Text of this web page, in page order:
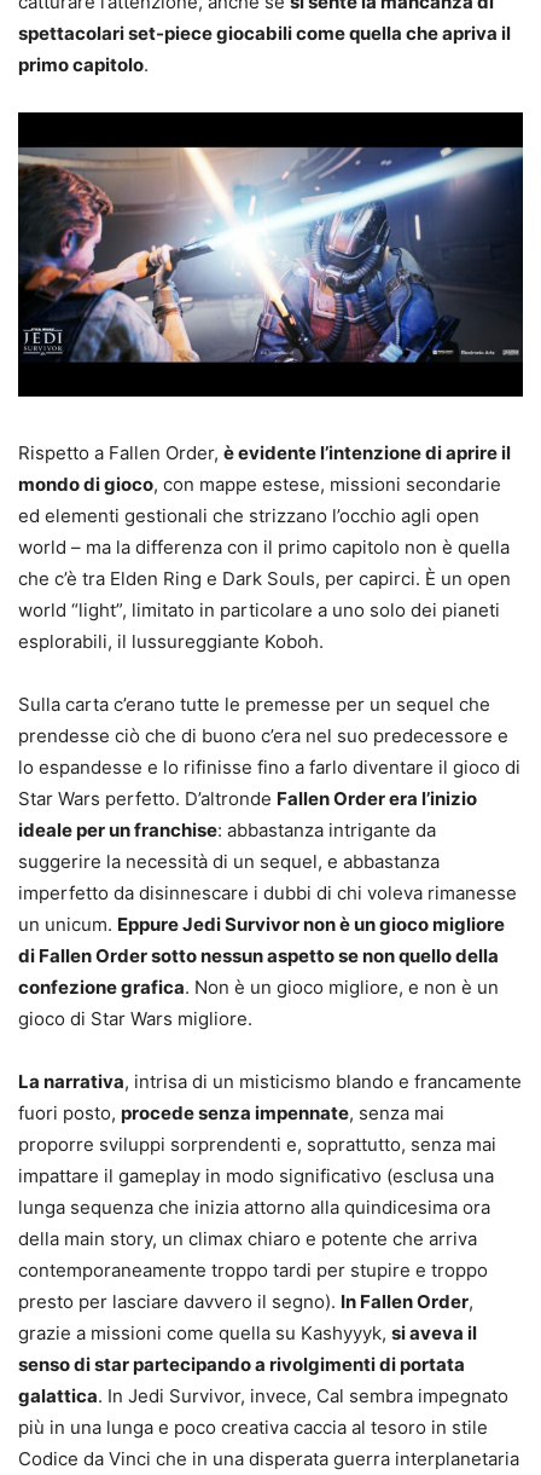
spettacolari set-piece giocabili come quella che apriva il
primo capitolo.
Rispetto a Fallen Order, è evidente l’intenzione di aprire il
mondo di gioco, con mappe estese, missioni secondarie
ed elementi gestionali che strizzano l’occhio agli open
world – ma la differenza con il primo capitolo non è quella
che c’è tra Elden Ring e Dark Souls, per capirci. È un open
world “light”, limitato in particolare a uno solo dei pianeti
esplorabili, il lussureggiante Koboh.
Sulla carta c’erano tutte le premesse per un sequel che
prendesse ciò che di buono c’era nel suo predecessore e
lo espandesse e lo rifinisse fino a farlo diventare il gioco di
Star Wars perfetto. D’altronde Fallen Order era l’inizio
ideale per un franchise: abbastanza intrigante da
suggerire la necessità di un sequel, e abbastanza
imperfetto da disinnescare i dubbi di chi voleva rimanesse
un unicum. Eppure Jedi Survivor non è un gioco migliore
di Fallen Order sotto nessun aspetto se non quello della
confezione grafica. Non è un gioco migliore, e non è un
gioco di Star Wars migliore.
La narrativa, intrisa di un misticismo blando e francamente
fuori posto, procede senza impennate, senza mai
proporre sviluppi sorprendenti e, soprattutto, senza mai
impattare il gameplay in modo significativo (esclusa una
lunga sequenza che inizia attorno alla quindicesima ora
della main story, un climax chiaro e potente che arriva
contemporaneamente troppo tardi per stupire e troppo
presto per lasciare davvero il segno). In Fallen Order,
grazie a missioni come quella su Kashyyyk, si aveva il
senso di star partecipando a rivolgimenti di portata
galattica. In Jedi Survivor, invece, Cal sembra impegnato
più in una lunga e poco creativa caccia al tesoro in stile
Codice da Vinci che in una disperata guerra interplanetaria